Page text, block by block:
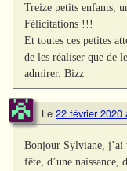
Treize petits enfants,
Félicitations !!!
Et toutes ces petites
de les réaliser que de
admirer. Bizz
Le 22 février 2020
Bonjour Sylviane, j’ai
fête, d’une